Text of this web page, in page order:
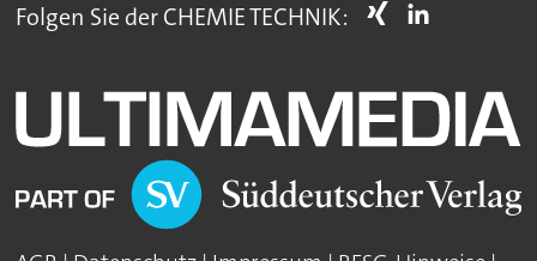
Folgen Sie der CHEMIE TECHNIK: